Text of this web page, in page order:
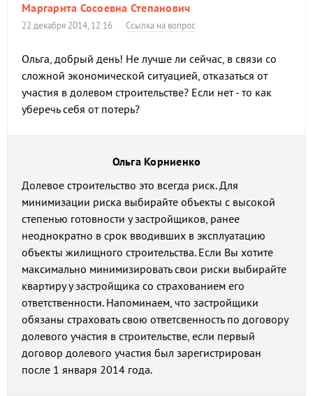
Маргарита Сосоевна Степанович
22 декабря 2014, 12:16 Ссылка на вопрос
Ольга, добрый день! Не лучше ли сейчас, в связи со
сложной экономической ситуацией, отказаться от
участия в долевом строительстве? Если нет - то как
уберечь себя от потерь?
Ольга Корниенко
Долевое строительство это всегда риск. Для
минимизации риска выбирайте объекты с высокой
степенью готовности у застройщиков, ранее
неоднократно в срок вводивших в эксплуатацию
объекты жилищного строительства. Если Вы хотите
максимально минимизировать свои риски выбирайте
квартиру у застройщика со страхованием его
ответственности. Напоминаем, что застройщики
обязаны страховать свою ответсвенность по договору
долевого участия в строительстве, если первый
договор долевого участия был зарегистрирован
после 1 января 2014 года.